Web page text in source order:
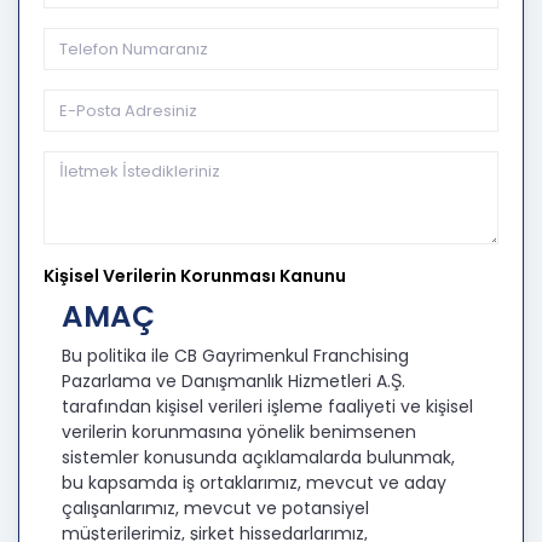
Kişisel Verilerin Korunması Kanunu
AMAÇ
Bu politika ile CB Gayrimenkul Franchising
Pazarlama ve Danışmanlık Hizmetleri A.Ş.
tarafından kişisel verileri işleme faaliyeti ve kişisel
verilerin korunmasına yönelik benimsenen
sistemler konusunda açıklamalarda bulunmak,
bu kapsamda iş ortaklarımız, mevcut ve aday
çalışanlarımız, mevcut ve potansiyel
müşterilerimiz, şirket hissedarlarımız,